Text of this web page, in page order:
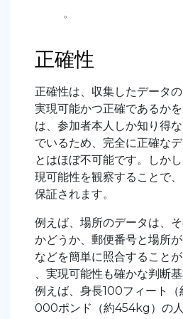
。
正確性
正確性は、収集したデータ
実現可能かつ正確であるか
は、参加者本人しか知り得
でいるため、完全に正確な
とはほぼ不可能です。しか
現可能性を観察することで
保証されます。
例えば、場所のデータは、
かどうか、郵便番号と場所
などを簡単に照合すること
、実現可能性も確かな判断
例えば、身長100フィート
000ポンド（約454kg）の